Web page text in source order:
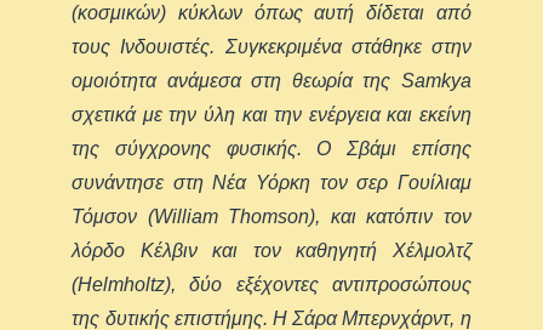
(κοσμικών) κύκλων όπως αυτή δίδεται από
τους Ινδουιστές. Συγκεκριμένα στάθηκε στην
ομοιότητα ανάμεσα στη θεωρία της Samkya
σχετικά με την ύλη και την ενέργεια και εκείνη
της σύγχρονης φυσικής. Ο Σβάμι επίσης
συνάντησε στη Νέα Υόρκη τον σερ Γουίλιαμ
Τόμσον (William Thomson), και κατόπιν τον
λόρδο Κέλβιν και τον καθηγητή Χέλμολτζ
(Helmholtz), δύο εξέχοντες αντιπροσώπους
της δυτικής επιστήμης. Η Σάρα Μπερνχάρντ, η